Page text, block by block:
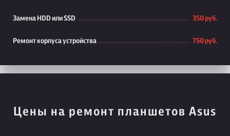
Замена HDD или SSD 350 руб.
Ремонт корпуса устройства 750 руб.
Цены на ремонт планшетов Asus